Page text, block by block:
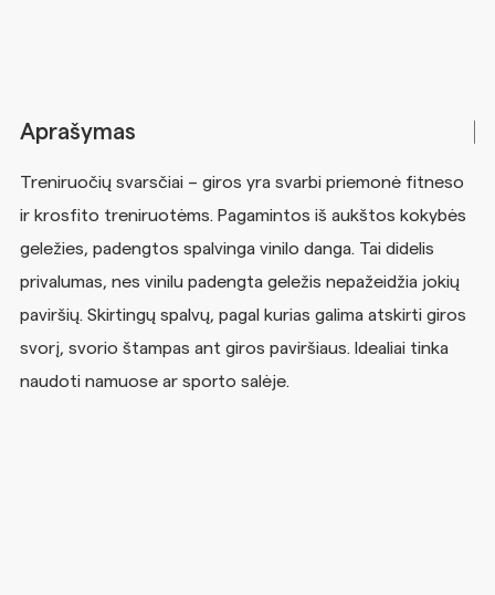
Aprašymas
Treniruočių svarsčiai – giros yra svarbi priemonė fitneso
ir krosfito treniruotėms. Pagamintos iš aukštos kokybės
geležies, padengtos spalvinga vinilo danga. Tai didelis
privalumas, nes vinilu padengta geležis nepažeidžia jokių
paviršių. Skirtingų spalvų, pagal kurias galima atskirti giros
svorį, svorio štampas ant giros paviršiaus. Idealiai tinka
naudoti namuose ar sporto salėje.